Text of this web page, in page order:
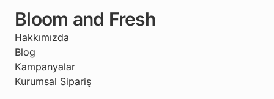
Bloom and Fresh
Hakkımızda
Blog
Kampanyalar
Kurumsal Sipariş